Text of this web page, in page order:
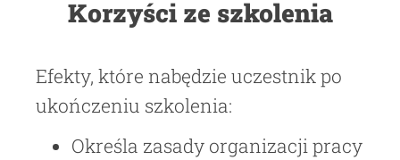
Korzyści ze szkolenia
Efekty, które nabędzie uczestnik po
ukończeniu szkolenia:
Określa zasady organizacji pracy